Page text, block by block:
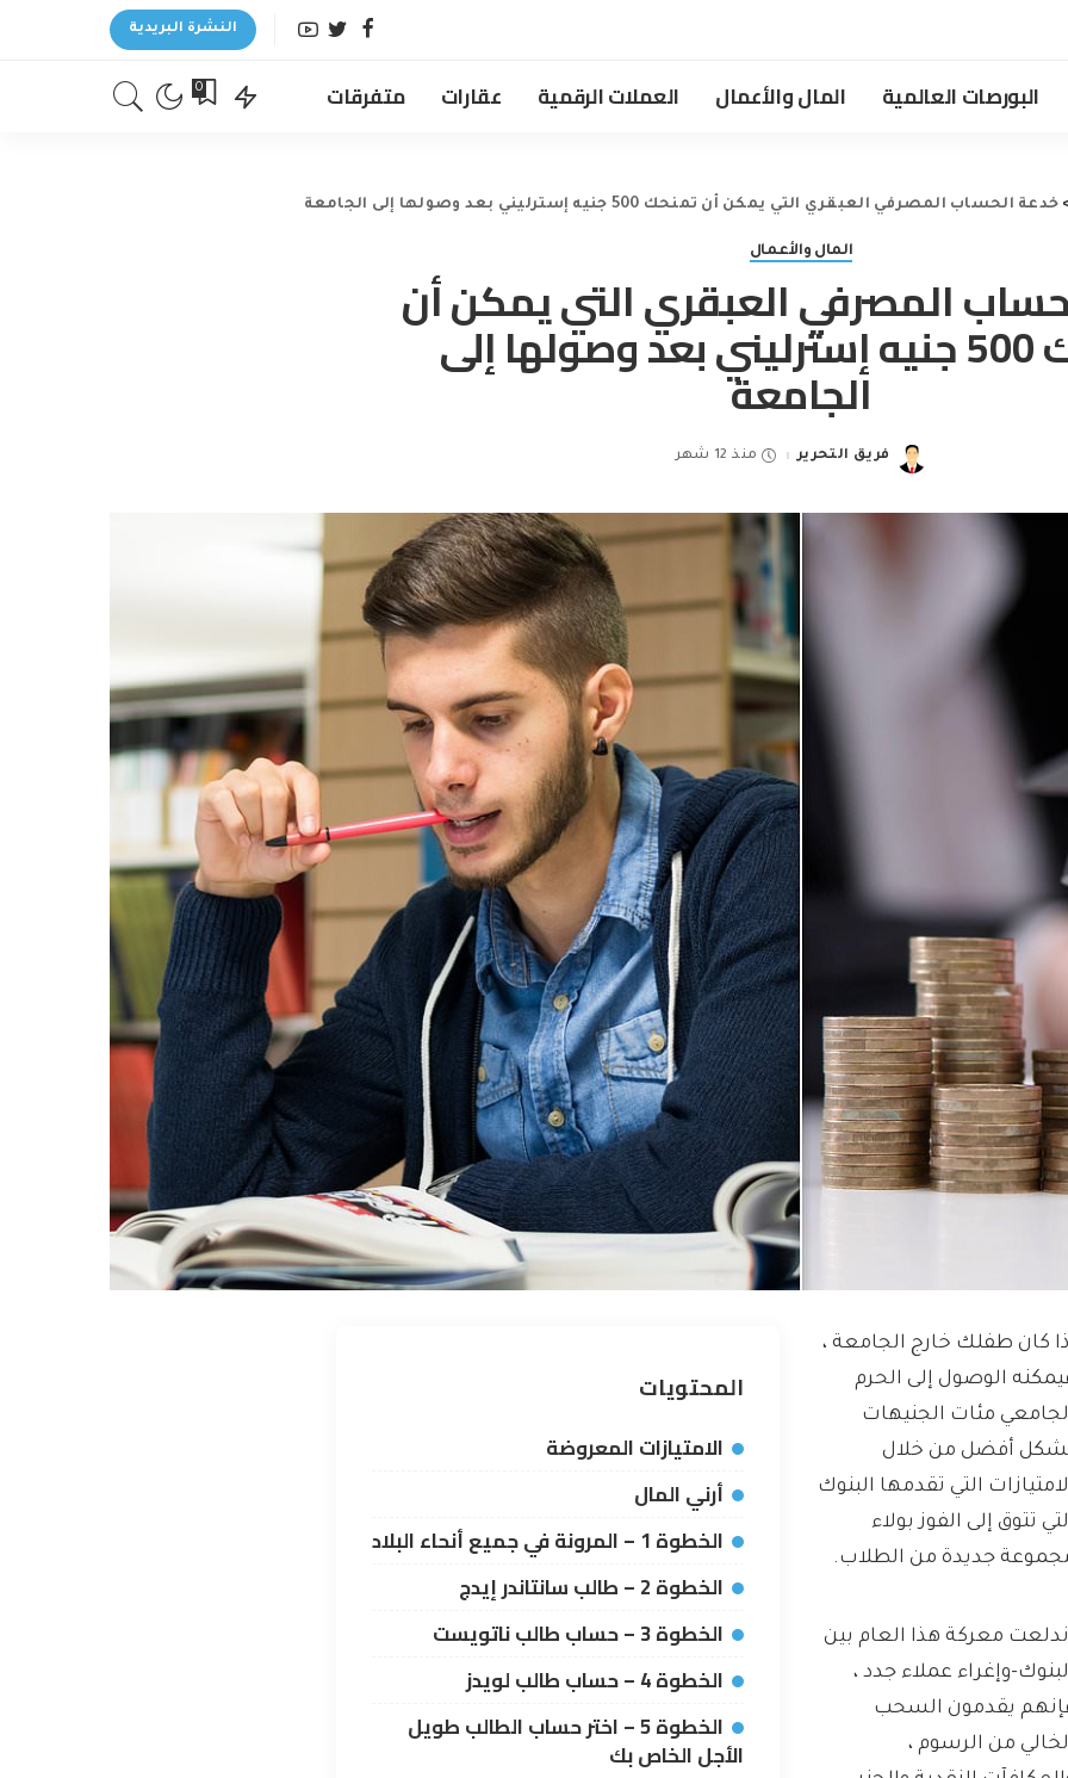
النشرة البريدية
البورصات العالمية المال والأعمال العملات الرقمية عقارات متفرقات 0
خدعة الحساب المصرفي العبقري التي يمكن أن تمنحك 500 جنيه إسترليني بعد وصولها إلى الجامعة
المال والأعمال
المصرفي العبقري التي يمكن أن
تمنحك 500 جنيه إسترليني بعد وصولها إلى
الجامعة
Posted
فريق التحرير منذ 12 شهر
المحتويات
الامتيازات المعروضة
أرني المال
الخطوة 1 – المرونة في جميع أنحاء البلاد
الخطوة 2 – طالب سانتاندر إيدج
الخطوة 3 – حساب طالب ناتويست
الخطوة 4 – حساب طالب لويدز
الخطوة 5 – اختر حساب الطالب طويل
الأجل الخاص بك
كان طفلك خارج الجامعة ،
الوصول إلى الحرم
مئات الجنيهات
أفضل من خلال
التي تقدمها البنوك
تتوق إلى الفوز بولاء
جديدة من الطلاب.
معركة هذا العام بين
وإغراء عملاء جدد ،
يقدمون السحب
من الرسوم ،